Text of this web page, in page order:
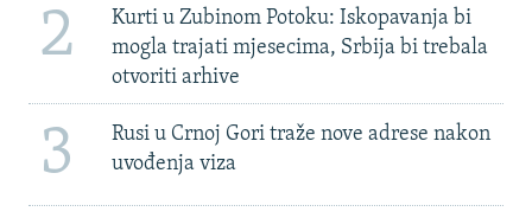
2
Kurti u Zubinom Potoku: Iskopavanja bi
mogla trajati mjesecima, Srbija bi trebala
otvoriti arhive
3
Rusi u Crnoj Gori traže nove adrese nakon
uvođenja viza